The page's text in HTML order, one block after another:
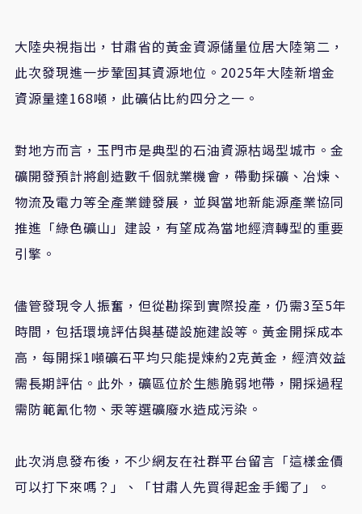
大陸央視指出，甘肅省的黃金資源儲量位居大陸第二，
此次發現進一步鞏固其資源地位。2025年大陸新增金
資源量達168噸，此礦佔比約四分之一。
對地方而言，玉門市是典型的石油資源枯竭型城市。金
礦開發預計將創造數千個就業機會，帶動採礦、冶煉、
物流及電力等全產業鏈發展，並與當地新能源產業協同
推進「綠色礦山」建設，有望成為當地經濟轉型的重要
引擎。
儘管發現令人振奮，但從勘探到實際投產，仍需3至5年
時間，包括環境評估與基礎設施建設等。黃金開採成本
高，每開採1噸礦石平均只能提煉約2克黃金，經濟效益
需長期評估。此外，礦區位於生態脆弱地帶，開採過程
需防範氰化物、汞等選礦廢水造成污染。
此次消息發布後，不少網友在社群平台留言「這樣金價
可以打下來嗎？」、「甘肅人先買得起金手鐲了」。